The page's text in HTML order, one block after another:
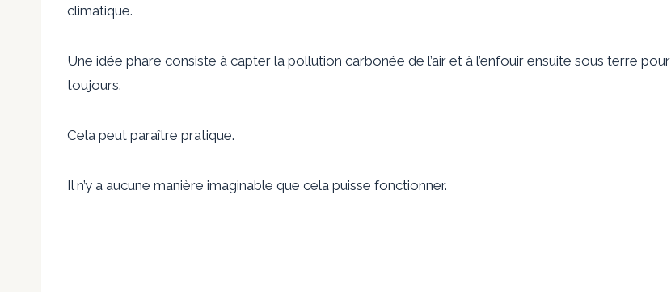
climatique.
Une idée phare consiste à capter la pollution carbonée de l’air et à l’enfouir ensuite sous terre pour
toujours.
Cela peut paraître pratique.
Il n’y a aucune manière imaginable que cela puisse fonctionner.